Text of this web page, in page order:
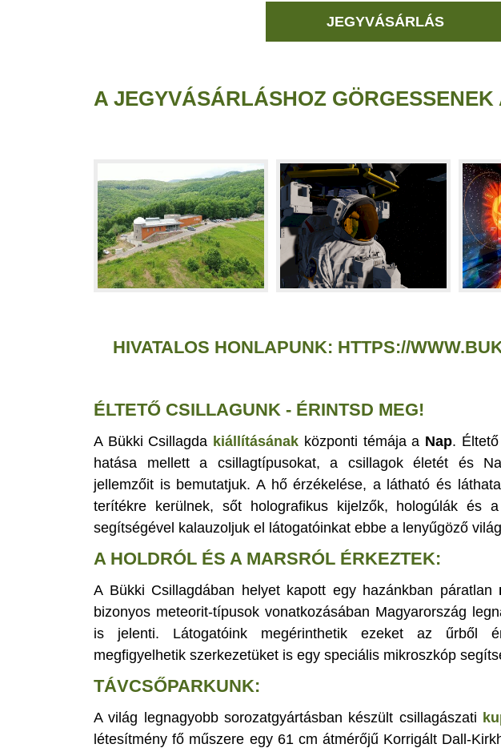
JEGYVÁSÁRLÁS
A JEGYVÁSÁRLÁSHOZ
HIVATALOS HONLAPUNK: HTTPS://
ÉLTETŐ CSILLAGUNK - ÉRINTSD MEG!
A Bükki Csillagda kiállításának központi témája a Nap.
hatása mellett a csillagtípusokat, a csillagok életét és
jellemzőit is bemutatjuk. A hő érzékelése, a látható és
terítékre kerülnek, sőt holografikus kijelzők, hologúlák és
segítségével kalauzoljuk el látogatóinkat ebbe a lenyűgöző
A HOLDRÓL ÉS A MARSRÓL ÉRKEZTEK:
A Bükki Csillagdában helyet kapott egy hazánkban páratlan
bizonyos meteorit-típusok vonatkozásában Magyarország
is jelenti. Látogatóink megérinthetik ezeket az űrből
megfigyelhetik szerkezetüket is egy speciális mikroszkóp
TÁVCSŐPARKUNK:
A világ legnagyobb sorozatgyártásban készült csillagászati
létesítmény fő műszere egy 61 cm átmérőjű Korrigált Dall-